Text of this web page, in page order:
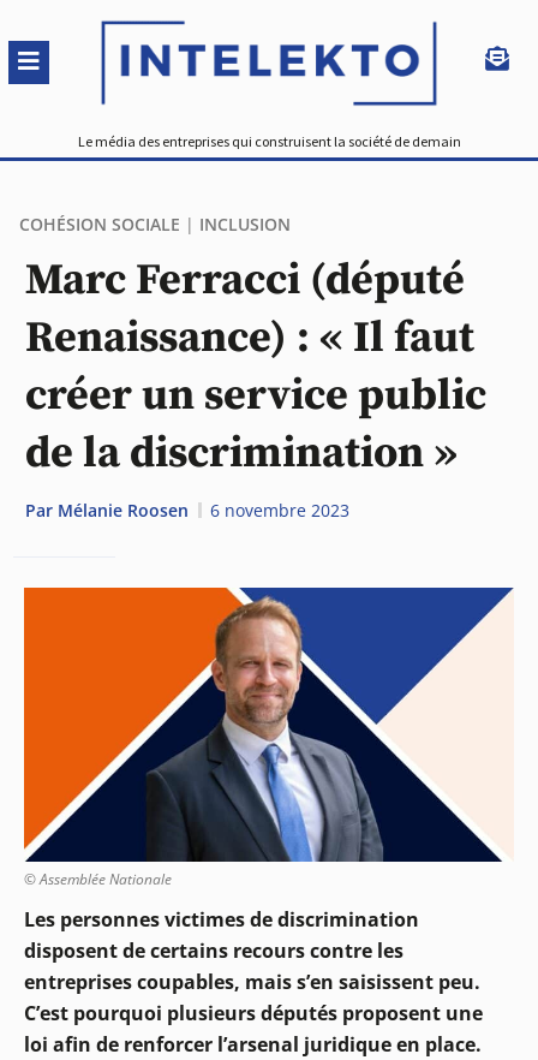
Le média des entreprises qui construisent la société de demain
COHÉSION SOCIALE | INCLUSION
Marc Ferracci (député
Renaissance) : « Il faut
créer un service public
de la discrimination »
Par Mélanie Roosen 6 novembre 2023
© Assemblée Nationale
Les personnes victimes de discrimination
disposent de certains recours contre les
entreprises coupables, mais s’en saisissent peu.
C’est pourquoi plusieurs députés proposent une
loi afin de renforcer l’arsenal juridique en place.